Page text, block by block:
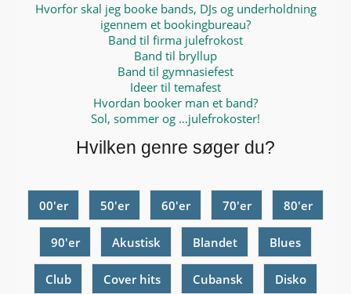
Hvorfor skal jeg booke bands, DJs og underholdning
igennem et bookingbureau?
Band til firma julefrokost
Band til bryllup
Band til gymnasiefest
Ideer til temafest
Hvordan booker man et band?
Sol, sommer og …julefrokoster!
Hvilken genre søger du?
00'er 50'er 60'er 70'er 80'er
90'er Akustisk Blandet Blues
Club Cover hits Cubansk Disko